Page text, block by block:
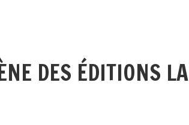
DES ÉDITIONS